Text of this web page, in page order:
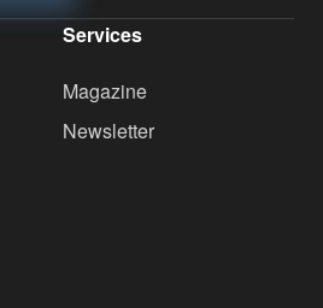
Services
Magazine
Newsletter